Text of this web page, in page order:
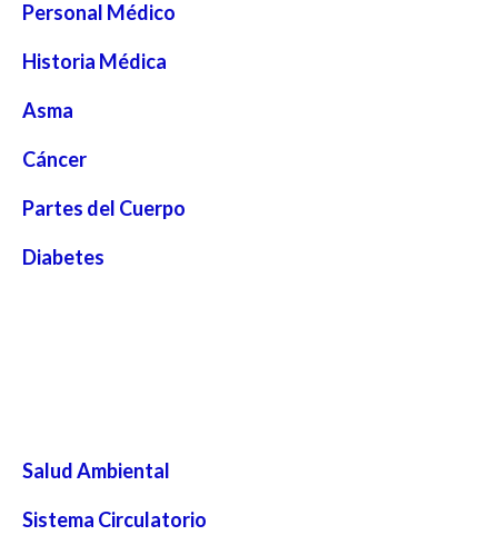
Personal Médico
Historia Médica
Asma
Cáncer
Partes del Cuerpo
Diabetes
Salud Ambiental
Sistema Circulatorio